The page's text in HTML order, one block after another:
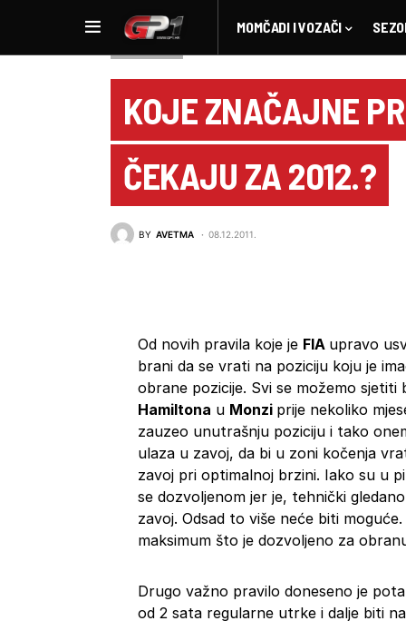
MOMČADI I VOZAČI
KOJE ZNAČAJNE
ČEKAJU ZA 2012.?
BY AVETMA 08.12.2011.
Od novih pravila koje je FIA upravo
brani da se vrati na poziciju koju je
obrane pozicije. Svi se možemo
Hamiltona u Monzi prije nekoliko
zauzeo unutrašnju poziciju i tako
ulaza u zavoj, da bi u zoni kočenja
zavoj pri optimalnoj brzini. Iako su u
se dozvoljenom jer je, tehnički
zavoj. Odsad to više neće biti
maksimum što je dozvoljeno za
Drugo važno pravilo doneseno je
od 2 sata regularne utrke i dalje biti